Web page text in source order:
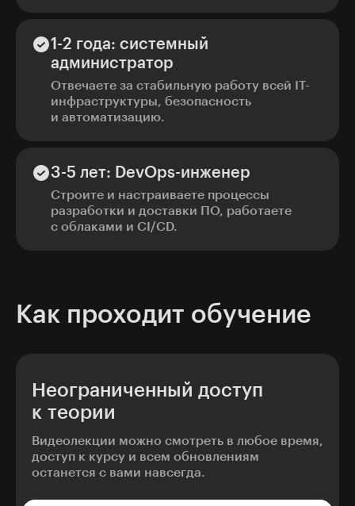
1-2 года: системный
администратор
Отвечаете за стабильную работу всей IT-
инфраструктуры, безопасность
и автоматизацию.
3-5 лет: DevOps-инженер
Строите и настраиваете процессы
разработки и доставки ПО, работаете
с облаками и CI/CD.
Как проходит обучение
Неограниченный доступ
к теории
Видеолекции можно смотреть в любое время,
доступ к курсу и всем обновлениям
останется с вами навсегда.